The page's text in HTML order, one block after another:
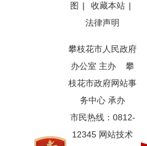
图 | 收藏本站 |
法律声明
攀枝花市人民政府
办公室 主办 攀
枝花市政府网站事
务中心 承办
市民热线：0812-
12345 网站技术